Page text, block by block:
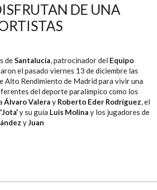
DE UNA
de Santalucía , patrocinador del Equipo
el pasado viernes 13 de diciembre las
Alto Rendimiento de Madrid para vivir una
del deporte paralímpico como los
Álvaro Valera y Roberto Eder Rodríguez , el
y su guía Luis Molina y los jugadores de
y Juan